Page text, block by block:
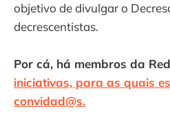
objetivo de divulgar o
decrescentistas.
Por cá, há membros da
iniciativas, para as quais
convidad@s.